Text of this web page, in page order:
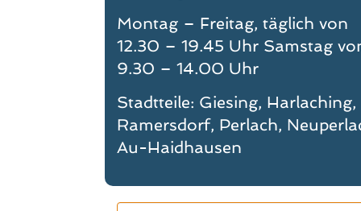
​Montag – Freitag, täglich von
12.30 – 19.45 Uhr Samstag
9.30 – 14.00 Uhr
Stadtteile: Giesing, Harlaching,
Ramersdorf, Perlach,
Au-Haidhausen